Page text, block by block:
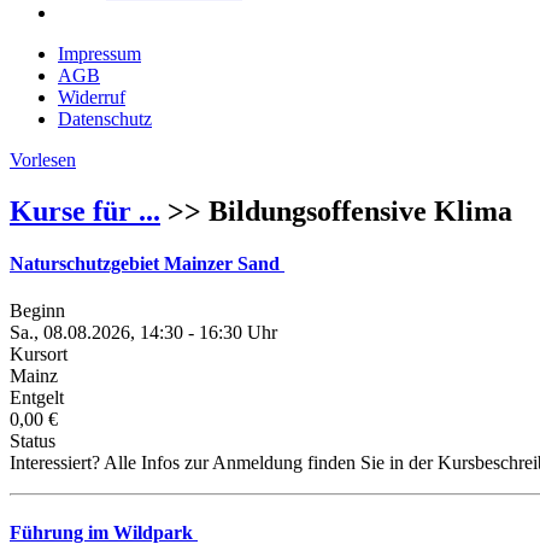
Impressum
AGB
Widerruf
Datenschutz
Vorlesen
Kurse für ... >> Bildungsoffensive Klima
Naturschutzgebiet Mainzer Sand
Beginn
Sa., 08.08.2026, 14:30 - 16:30 Uhr
Kursort
Mainz
Entgelt
0,00 €
Status
Interessiert? Alle Infos zur Anmeldung finden Sie in der
Führung im Wildpark